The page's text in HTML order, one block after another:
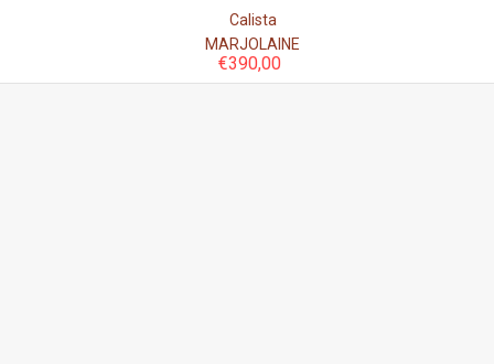
Calista
MARJOLAINE
€390,00